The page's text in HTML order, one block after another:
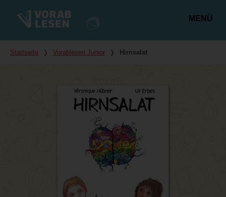
MENÜ
Du bist hier
Startseite ❭ Vorablesen Junior ❭ Hirnsalat